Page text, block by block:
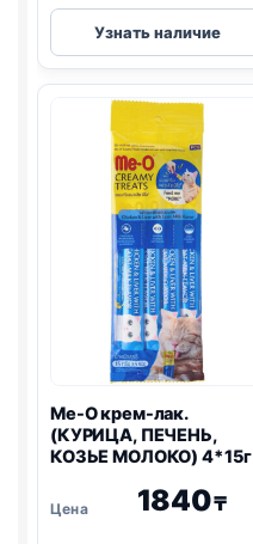
Me-
O
крем-
лак.
(КУРИЦА,
ПЕЧЕНЬ)
4*15г
Узнать наличие
Me-O крем-лак.
(КУРИЦА, ПЕЧЕНЬ,
КОЗЬЕ МОЛОКО) 4*15г
1840₸